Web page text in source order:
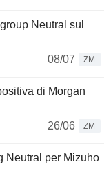
Neutral sul
08/07
ZM
di Morgan
26/06
ZM
Neutral per Mizuho